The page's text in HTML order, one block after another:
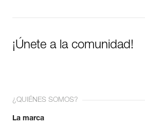
¡Únete a la comunidad!
¿QUIÉNES SOMOS?
La marca